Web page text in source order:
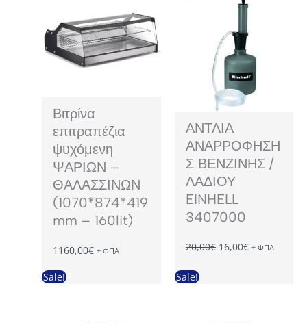
Βιτρίνα
επιτραπέζια
ψυχόμενη
ΨΑΡΙΩΝ –
ΘΑΛΑΣΣΙΝΩΝ
(1070*874*419
mm – 160lit)
1160,00€ + ΦΠΑ
ΑΝΤΛΙΑ
ΑΝΑΡΡΟΦΗΣΗ
Σ ΒΕΝΖΙΝΗΣ /
ΛΑΔΙΟΥ
EINHELL
3407000
20,00€ Original
16,00€Η+ ΦΠΑ
Sale! Sale!